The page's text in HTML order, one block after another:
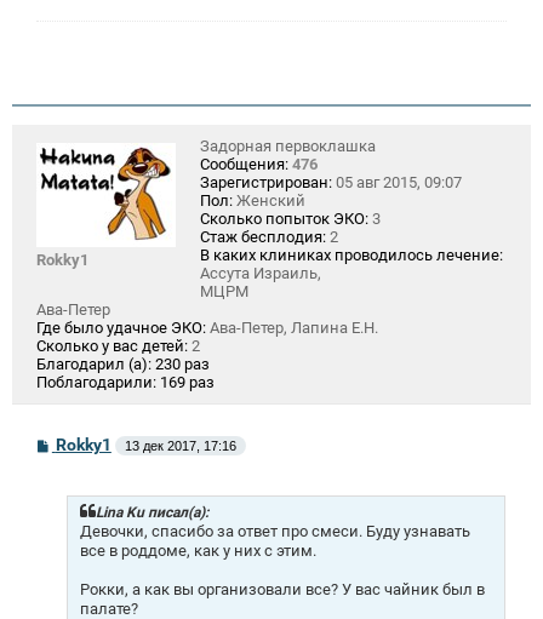
Rokky1
Задорная первоклашка
Сообщения: 476
Зарегистрирован: 05 авг 2015, 09:07
Пол: Женский
Сколько попыток ЭКО: 3
Стаж бесплодия: 2
В каких клиниках проводилось лечение:
Ассута Израиль,
МЦРМ
Ава-Петер
Где было удачное ЭКО: Ава-Петер, Лапина Е.Н.
Сколько у вас детей: 2
Благодарил (а): 230 раз
Поблагодарили: 169 раз
С
о
Rokky1 13 дек 2017, 17:16
Lina Ku писал(а):
Девочки, спасибо за ответ про смеси. Буду узнавать
все в роддоме, как у них с этим.
Рокки, а как вы организовали все? У вас чайник был в
палате?